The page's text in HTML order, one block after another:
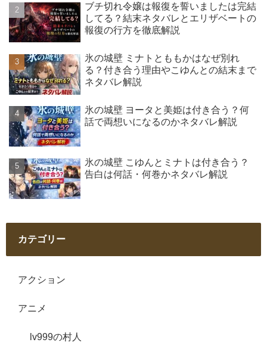
ブチ切れ令嬢は報復を誓いましたは完結
してる？結末ネタバレとエリザベートの
報復の行方を徹底解説
氷の城壁 ミナトとももかはなぜ別れ
る？付き合う理由やこゆんとの結末まで
ネタバレ解説
氷の城壁 ヨータと美姫は付き合う？何
話で両想いになるのかネタバレ解説
氷の城壁 こゆんとミナトは付き合う？
告白は何話・何巻かネタバレ解説
カテゴリー
アクション
アニメ
lv999の村人